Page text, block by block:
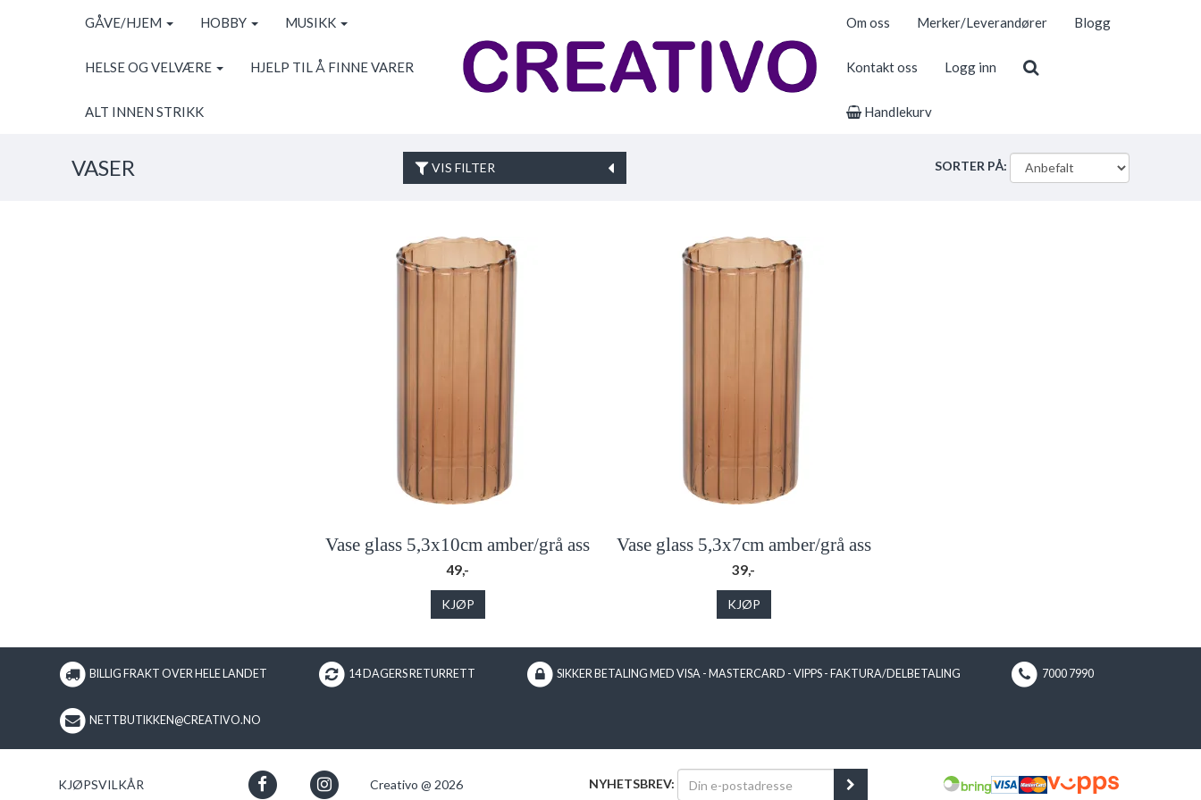
GÅVE/HJEM HOBBY MUSIKK
HELSE OG VELVÆRE HJELP TIL Å FINNE VARER
ALT INNEN STRIKK
Om oss Merker/Leverandører Blogg
Kontakt oss Logg inn
Handlekurv
VASER VIS FILTER SORTER PÅ:
Vase glass 5,3x10cm amber/grå ass
49,-
KJØP
Vase glass 5,3x7cm amber/grå ass
39,-
KJØP
BILLIG FRAKT OVER HELE LANDET 14 DAGERS RETURRETT SIKKER BETALING MED VISA - MASTERCARD - VIPPS - FAKTURA/DELBETALING 7000 7990
NETTBUTIKKEN@CREATIVO.NO
KJØPSVILKÅR Creativo @ 2026 NYHETSBREV: